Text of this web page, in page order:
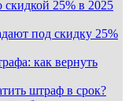
25% в 2025
под скидку 25%
как вернуть
штраф в срок?